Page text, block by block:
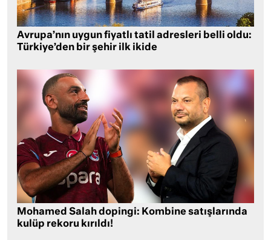
Avrupa’nın uygun fiyatlı tatil adresleri belli oldu:
Türkiye’den bir şehir ilk ikide
Mohamed Salah dopingi: Kombine satışlarında
kulüp rekoru kırıldı!